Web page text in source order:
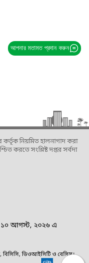
আপনার মতামত প্রদান করুন
কর্তৃক নিয়মিত হালনাগাদ করা
করতে সংশ্লিষ্ট দপ্তর সর্বদা
১০ আগস্ট, ২০২৬ এ
বিসিসি, ডিওআইসিটি ও বেসিস।